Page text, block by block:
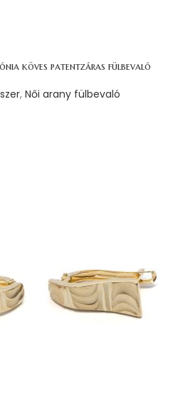
köves patentzáras fülbevaló
, Női arany fülbevaló